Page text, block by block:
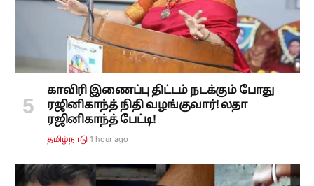
காவிரி இணைப்பு திட்டம் நடக்கும் போது
ரஜினிகாந்த் நிதி வழங்குவார்! லதா
ரஜினிகாந்த் பேட்டி!
தமிழ்நாடு 1 hour ago